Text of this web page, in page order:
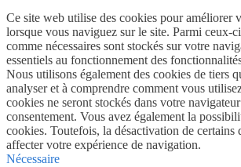
Ce site web utilise des cookies pour améliorer
lorsque vous naviguez sur le site. Parmi ceux-
comme nécessaires sont stockés sur votre
essentiels au fonctionnement des
Nous utilisons également des cookies de tiers
analyser et à comprendre comment vous
cookies ne seront stockés dans votre
consentement. Vous avez également la
cookies. Toutefois, la désactivation de certains
affecter votre expérience de navigation.
Nécessaire